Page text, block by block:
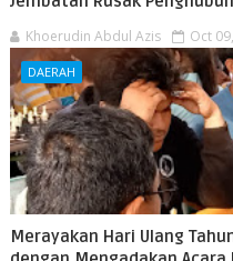
Khoerudin Abdul Azis Oct
DAERAH
Merayakan Hari Ulang